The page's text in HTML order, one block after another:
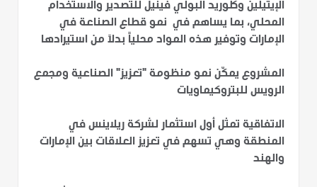
الإيثيلين وكلوريد البولي فينيل للتصدير والاستخدام
المحلي، بما يساهم في نمو قطاع الصناعة في
الإمارات وتوفير هذه المواد محلياً بدلاً من استيرادها
المشروع يمكّن نمو منظومة "تعزيز" الصناعية ومجمع
الرويس للبتروكيماويات
الاتفاقية تمثل أول استثمار لشركة ريلاينس في
المنطقة وهي تسهم في تعزيز العلاقات بين الإمارات
والهند